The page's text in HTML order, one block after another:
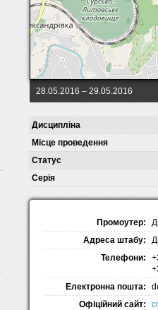
28.05.2016 – 29.05.2016
Дисципліна
Місце проведення
Статус
Серія
Промоутер:
Адреса штабу:
Телефони:
Електронна пошта:
Офіційний сайт: